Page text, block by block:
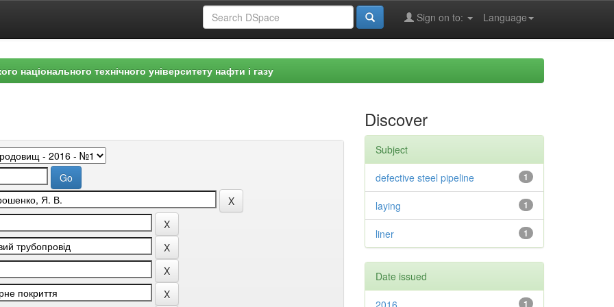
Language
Sign on to:
національного технічного університету нафти і газу
Discover
Subject
1
defective steel pipeline
1
laying
1
liner
Date issued
1
2016